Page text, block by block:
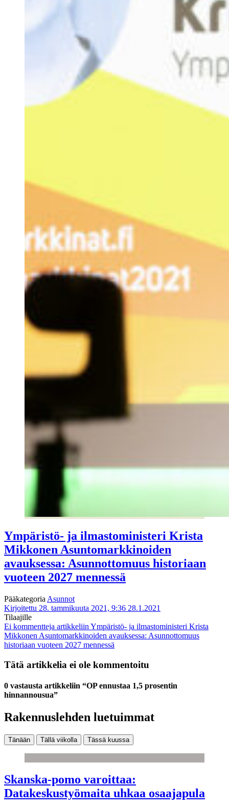
Ympäristö- ja ilmastoministeri Krista
Mikkonen Asuntomarkkinoiden
avauksessa: Asunnottomuus historiaan
vuoteen 2027 mennessä
Pääkategoria Asunnot
Kirjoitettu 28. tammikuuta 2021, 9:36 28.1.2021
Tilaajille
Ei kommentteja artikkeliin Ympäristö- ja ilmastoministeri Krista
Mikkonen Asuntomarkkinoiden avauksessa: Asunnottomuus
historiaan vuoteen 2027 mennessä
Tätä artikkelia ei ole kommentoitu
0 vastausta artikkeliin “OP ennustaa 1,5 prosentin
hinnannousua”
Rakennuslehden luetuimmat
Tänään Tällä viikolla Tässä kuussa
Skanska-pomo varoittaa:
Datakeskustyömaita uhkaa osaajapula